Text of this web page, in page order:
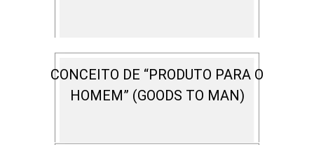
CONCEITO DE “PRODUTO PARA O
HOMEM” (GOODS TO MAN)